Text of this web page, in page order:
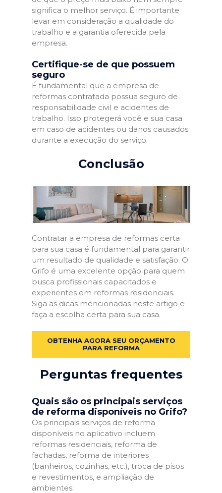
significa o melhor serviço. É importante
levar em consideração a qualidade do
trabalho e a garantia oferecida pela
empresa.
Certifique-se de que possuem
seguro
É fundamental que a empresa de
reformas contratada possua seguro de
responsabilidade civil e acidentes de
trabalho. Isso protegerá você e sua casa
em caso de acidentes ou danos causados
durante a execução do serviço.
Conclusão
Contratar a empresa de reformas certa
para sua casa é fundamental para garantir
um resultado de qualidade e satisfação. O
Grifo é uma excelente opção para quem
busca profissionais capacitados e
experientes em reformas residenciais.
Siga as dicas mencionadas neste artigo e
faça a escolha certa para sua casa.
OBTENHA AGORA SEU ORÇAMENTO
PARA REFORMA
Perguntas frequentes
Quais são os principais serviços
de reforma disponíveis no Grifo?
Os principais serviços de reforma
disponíveis no aplicativo incluem
reformas residenciais, reforma de
fachadas, reforma de interiores
(banheiros, cozinhas, etc.), troca de pisos
e revestimentos, e ampliação de
ambientes.